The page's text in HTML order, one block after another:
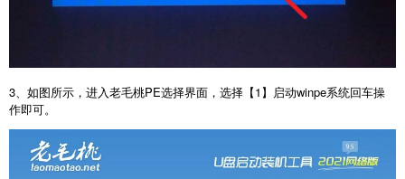
3、如图所示，进入老毛桃PE选择界面，选择【1】启动winpe系统回车操
作即可。